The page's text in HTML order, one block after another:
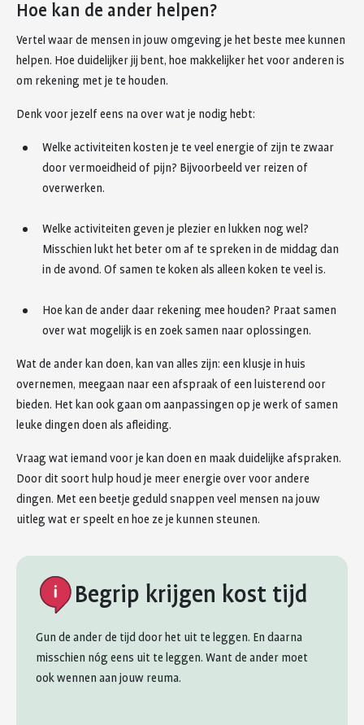
Hoe kan de ander helpen?
Vertel waar de mensen in jouw omgeving je het beste mee kunnen
helpen. Hoe duidelijker jij bent, hoe makkelijker het voor anderen is
om rekening met je te houden.
Denk voor jezelf eens na over wat je nodig hebt:
Welke activiteiten kosten je te veel energie of zijn te zwaar
door vermoeidheid of pijn? Bijvoorbeeld ver reizen of
overwerken.
Welke activiteiten geven je plezier en lukken nog wel?
Misschien lukt het beter om af te spreken in de middag dan
in de avond. Of samen te koken als alleen koken te veel is.
Hoe kan de ander daar rekening mee houden? Praat samen
over wat mogelijk is en zoek samen naar oplossingen.
Wat de ander kan doen, kan van alles zijn: een klusje in huis
overnemen, meegaan naar een afspraak of een luisterend oor
bieden. Het kan ook gaan om aanpassingen op je werk of samen
leuke dingen doen als afleiding.
Vraag wat iemand voor je kan doen en maak duidelijke afspraken.
Door dit soort hulp houd je meer energie over voor andere
dingen. Met een beetje geduld snappen veel mensen na jouw
uitleg wat er speelt en hoe ze je kunnen steunen.
Begrip krijgen kost tijd
Gun de ander de tijd door het uit te leggen. En daarna
misschien nóg eens uit te leggen. Want de ander moet
ook wennen aan jouw reuma.